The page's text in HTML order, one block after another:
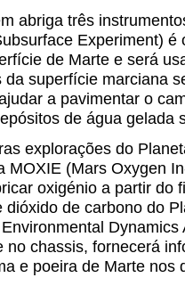
abriga três
Experiment)
de Marte e será
superfície marciana
a pavimentar o
de água gelada
explorações do
MOXIE (Mars Oxygen
oxigénio a partir do
de carbono do
no chassis, fornecerá
e poeira de Marte nos